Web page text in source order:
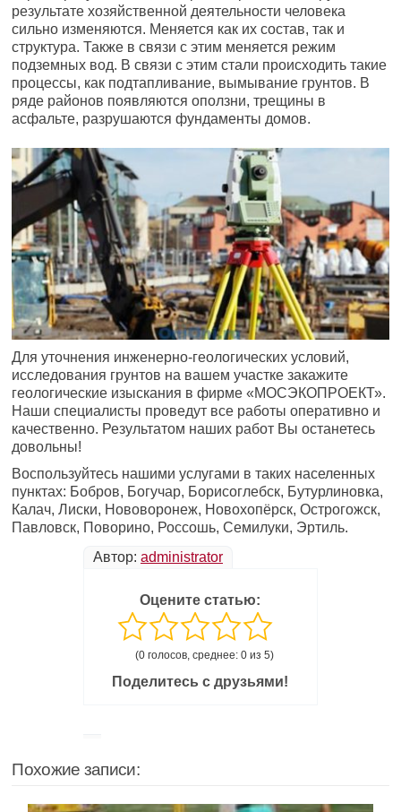
результате хозяйственной деятельности человека
сильно изменяются. Меняется как их состав, так и
структура. Также в связи с этим меняется режим
подземных вод. В связи с этим стали происходить такие
процессы, как подтапливание, вымывание грунтов. В
ряде районов появляются оползни, трещины в
асфальте, разрушаются фундаменты домов.
Для уточнения инженерно-геологических условий,
исследования грунтов на вашем участке закажите
геологические изыскания в фирме «МОСЭКОПРОЕКТ».
Наши специалисты проведут все работы оперативно и
качественно. Результатом наших работ Вы останетесь
довольны!
Воспользуйтесь нашими услугами в таких населенных
пунктах: Бобров, Богучар, Борисоглебск, Бутурлиновка,
Калач, Лиски, Нововоронеж, Новохопёрск, Острогожск,
Павловск, Поворино, Россошь, Семилуки, Эртиль.
Автор: administrator
Оцените статью:
(0 голосов, среднее: 0 из 5)
Поделитесь с друзьями!
Похожие записи: